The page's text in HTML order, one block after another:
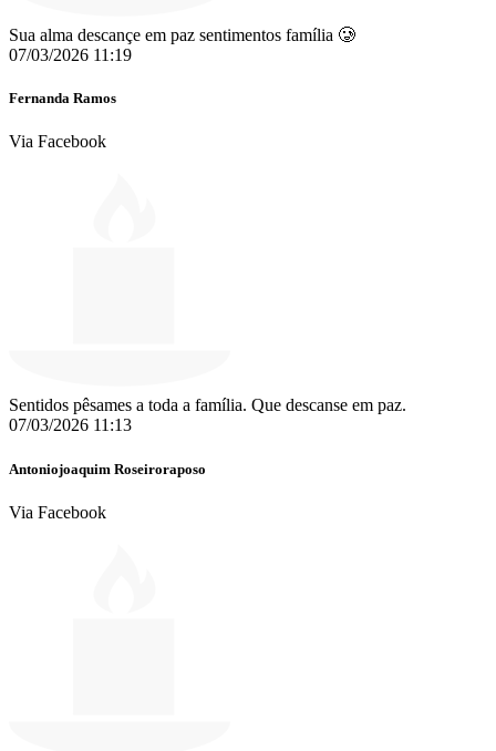
Sua alma descançe em paz sentimentos família 🥲
07/03/2026 11:19
Fernanda Ramos
Via Facebook
Sentidos pêsames a toda a família. Que descanse em paz.
07/03/2026 11:13
Antoniojoaquim Roseiroraposo
Via Facebook